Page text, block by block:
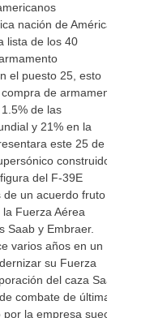
nación de América
lista de los 40
el puesto 25, esto
de armamento
de las
y 21% en la
este 25 de
construido
del F-39E
un acuerdo fruto
Fuerza Aérea
Saab y Embraer.
varios años en un
su Fuerza
del caza Saab
combate de última
la empresa sueca